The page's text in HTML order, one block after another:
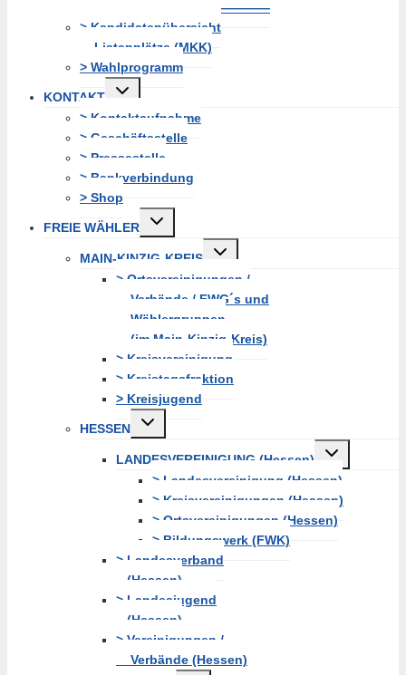
———————————————
> Kandidatenübersicht
Listenplätze (MKK)
> Wahlprogramm
KONTAKT
Untermenü
erweitern
> Kontaktaufnahme
> Geschäftsstelle
> Pressestelle
> Bankverbindung
> Shop
FREIE WÄHLER
Untermenü
erweitern
MAIN-KINZIG-KREIS
Untermenü
erweitern
> Ortsvereinigungen /
Verbände / FWG´s und
Wählergruppen
(im Main-Kinzig-Kreis)
> Kreisvereinigung
> Kreistagsfraktion
> Kreisjugend
HESSEN
Untermenü
erweitern
LANDESVEREINIGUNG (Hessen)
Untermenü
erweitern
> Landesvereinigung (Hessen)
> Kreisvereinigungen (Hessen)
> Ortsvereinigungen (Hessen)
> Bildungswerk (FWK)
> Landesverband
(Hessen)
> Landesjugend
(Hessen)
> Vereinigungen /
Verbände (Hessen)